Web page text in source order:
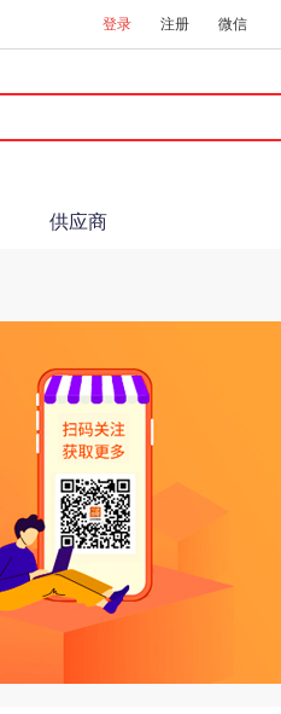
登录 注册 微信
供应商